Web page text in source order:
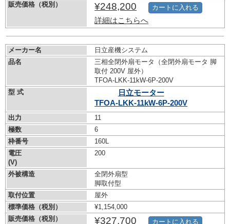
販売価格（税別）
¥248,200
詳細はこちらへ
カートに入れる
メーカー名
日立産機システム
品名
三相全閉外扇モータ（全閉外扇モータ 脚
取付 200V 屋外）
TFOA-LKK-11kW-6P-200V
型 式
日立モーター
TFOA-LKK-11kW-6P-200V
出力
11
極数
6
枠番号
160L
電圧
(V)
200
外被構造
全閉外扇型
脚取付型
取付位置
屋外
標準価格（税別）
¥1,154,000
販売価格（税別）
¥327,700 カートに入れる